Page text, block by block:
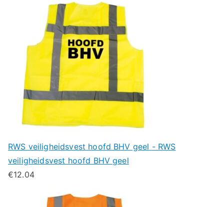
RWS veiligheidsvest hoofd BHV geel - RWS
veiligheidsvest hoofd BHV geel
€12.04